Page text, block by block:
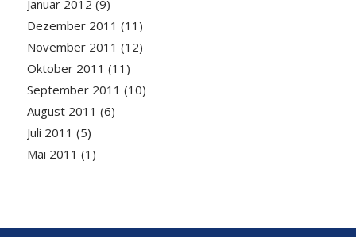
Januar 2012 (9)
Dezember 2011 (11)
November 2011 (12)
Oktober 2011 (11)
September 2011 (10)
August 2011 (6)
Juli 2011 (5)
Mai 2011 (1)